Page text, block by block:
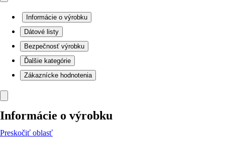
Informácie o výrobku
Dátové listy
Bezpečnosť výrobku
Ďalšie kategórie
Zákaznícke hodnotenia
Informácie o výrobku
Preskočiť oblasť